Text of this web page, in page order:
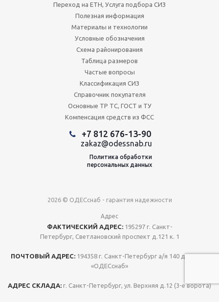
Переход на ЕТН, Услуга подбора СИЗ
Полезная информация
Материалы и технологии
Условные обозначения
Схема районирования
Таблица размеров
Частые вопросы
Классификация СИЗ
Справочник покупателя
Основные ТР ТС, ГОСТ и ТУ
Компенсация средств из ФСС
+7 812 676-13-90
zakaz@odessnab.ru
Политика обработки
персональных данных
2026 © ОДЕСснаб - гарантия надежности
Адрес
ФАКТИЧЕСКИЙ АДРЕС:195297 г. Санкт-
Петербург, Светлановский проспект д.121 к. 1
ПОЧТОВЫЙ АДРЕС: 194358 г. Санкт-Петербург а/я 140 для ООО
«ОДЕСснаб»
АДРЕС СКЛАДА: г. Санкт-Петербург, ул. Верхняя д.12 (3-е ворота)